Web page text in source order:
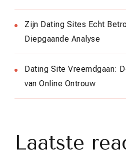
Zijn Dating Sites Echt
Diepgaande Analyse
Dating Site Vreemdgaan:
van Online Ontrouw
Laatste